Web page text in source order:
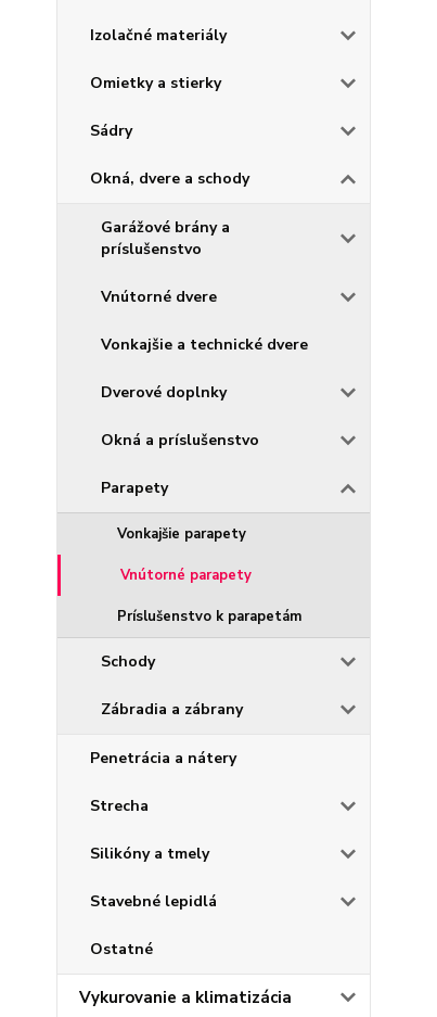
Izolačné materiály
Omietky a stierky
Sádry
Okná, dvere a schody
Garážové brány a
príslušenstvo
Vnútorné dvere
Vonkajšie a technické dvere
Dverové doplnky
Okná a príslušenstvo
Parapety
Vonkajšie parapety
Vnútorné parapety
Príslušenstvo k parapetám
Schody
Zábradia a zábrany
Penetrácia a nátery
Strecha
Silikóny a tmely
Stavebné lepidlá
Ostatné
Vykurovanie a klimatizácia